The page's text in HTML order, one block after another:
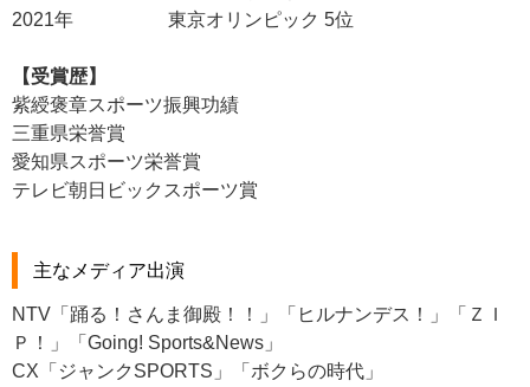
2021年 東京オリンピック 5位
【受賞歴】
紫綬褒章スポーツ振興功績
三重県栄誉賞
愛知県スポーツ栄誉賞
テレビ朝日ビックスポーツ賞
主なメディア出演
NTV「踊る！さんま御殿！！」「ヒルナンデス！」「ＺＩ
Ｐ！」「Going! Sports&News」
CX「ジャンクSPORTS」「ボクらの時代」